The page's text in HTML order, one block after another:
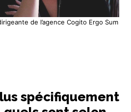
de l’agence Cogito Ergo Sum
spécifiquement